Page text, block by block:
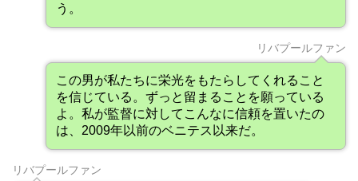
う。
リバプールファン
この男が私たちに栄光をもたらしてくれること
を信じている。ずっと留まることを願っている
よ。私が監督に対してこんなに信頼を置いたの
は、2009年以前のベニテス以来だ。
リバプールファン